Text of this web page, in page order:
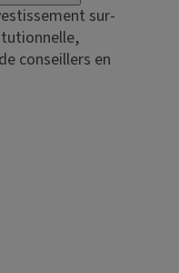
sur-
conseillers en